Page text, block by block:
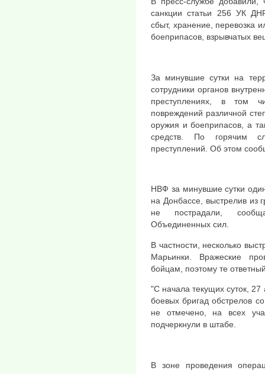
санкции статьи 256 УК
сбыт, хранение, перевозка
боеприпасов, взрывчатых
За минувшие сутки на
сотрудники органов
преступлениях, в том
повреждений различной
оружия и боеприпасов, а
средств. По горячим
преступлений. Об этом
НВФ за минувшие сутки
на Донбассе, выстрелив из
не пострадали,
Объединенных сил.
В частности, несколько
Марьинки. Вражеские
бойцам, поэтому те
"С начала текущих суток, 27
боевых бригад обстрелов
не отмечено, на всех
подчеркнули в штабе.
В зоне проведения